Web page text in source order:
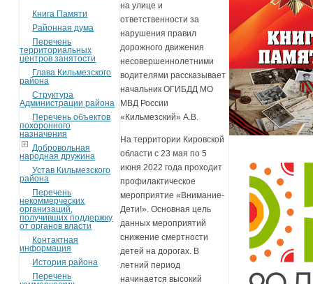
Книга Памяти
Районная дума
Перечень
территориальных
центров занятости
Глава Кильмезского
района
Структура
Администрации района
Перечень объектов
похоронного
назначения
Добровольная
народная дружина
Устав Кильмезского
района
Перечень
некоммерческих
организаций,
получивших поддержку
от органов власти
Контактная
информация
История района
Перечень
на улице и
ответственности за
нарушения правил
дорожного движения
несовершеннолетними
водителями рассказывает
начальник ОГИБДД МО
МВД России
«Кильмезский» А.В.
На территории Кировской
области с 23 мая по 5
июня 2022 года проходит
профилактическое
мероприятие «Внимание-
Дети!». Основная цель
данных мероприятий
снижение смертности
детей на дорогах. В
летний период
начинается высокий